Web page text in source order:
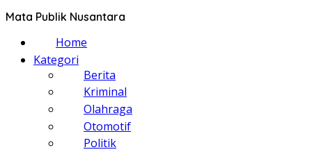
Mata Publik Nusantara
Home
Kategori
Berita
Kriminal
Olahraga
Otomotif
Politik